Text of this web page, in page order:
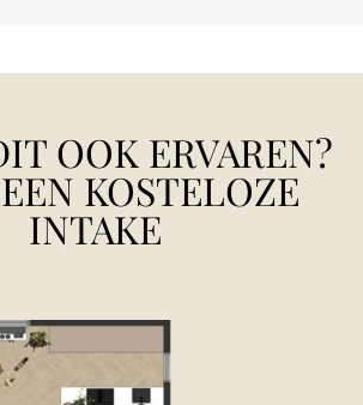
OOK ERVAREN?
KOSTELOZE
INTAKE